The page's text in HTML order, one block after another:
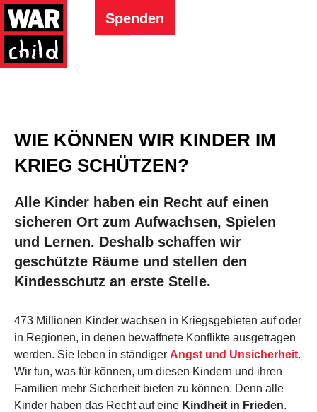
Spenden
WIE KÖNNEN WIR KINDER IM
KRIEG SCHÜTZEN?
Alle Kinder haben ein Recht auf einen
sicheren Ort zum Aufwachsen, Spielen
und Lernen. Deshalb schaffen wir
geschützte Räume und stellen den
Kindesschutz an erste Stelle.
473 Millionen Kinder wachsen in Kriegsgebieten auf oder
in Regionen, in denen bewaffnete Konflikte ausgetragen
werden. Sie leben in ständiger Angst und Unsicherheit.
Wir tun, was für können, um diesen Kindern und ihren
Familien mehr Sicherheit bieten zu können. Denn alle
Kinder haben das Recht auf eine Kindheit in Frieden.